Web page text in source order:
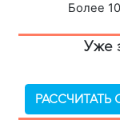
Более
Уже